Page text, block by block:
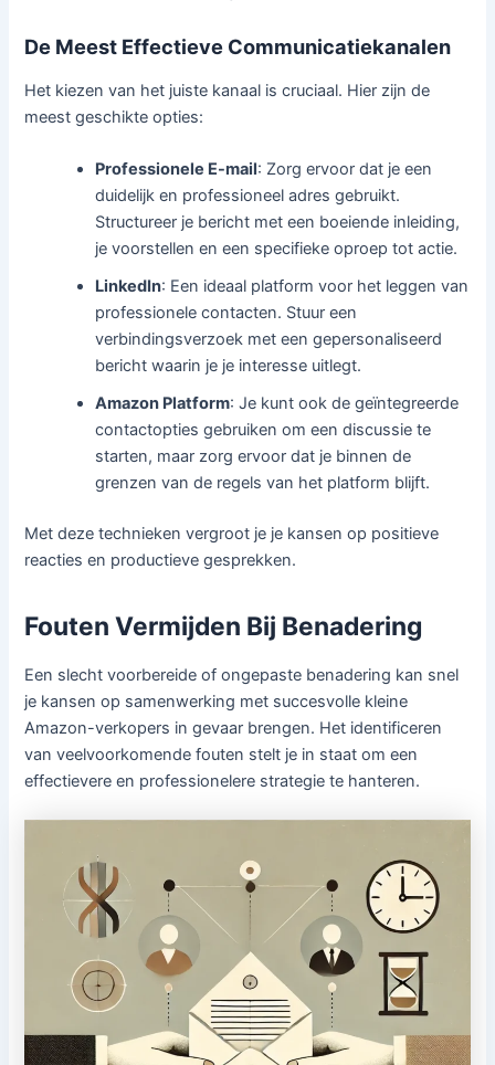
De Meest Effectieve Communicatiekanalen
Het kiezen van het juiste kanaal is cruciaal. Hier zijn de
meest geschikte opties:
Professionele E-mail: Zorg ervoor dat je een
duidelijk en professioneel adres gebruikt.
Structureer je bericht met een boeiende inleiding,
je voorstellen en een specifieke oproep tot actie.
LinkedIn: Een ideaal platform voor het leggen van
professionele contacten. Stuur een
verbindingsverzoek met een gepersonaliseerd
bericht waarin je je interesse uitlegt.
Amazon Platform: Je kunt ook de geïntegreerde
contactopties gebruiken om een discussie te
starten, maar zorg ervoor dat je binnen de
grenzen van de regels van het platform blijft.
Met deze technieken vergroot je je kansen op positieve
reacties en productieve gesprekken.
Fouten Vermijden Bij Benadering
Een slecht voorbereide of ongepaste benadering kan snel
je kansen op samenwerking met succesvolle kleine
Amazon-verkopers in gevaar brengen. Het identificeren
van veelvoorkomende fouten stelt je in staat om een
effectievere en professionelere strategie te hanteren.